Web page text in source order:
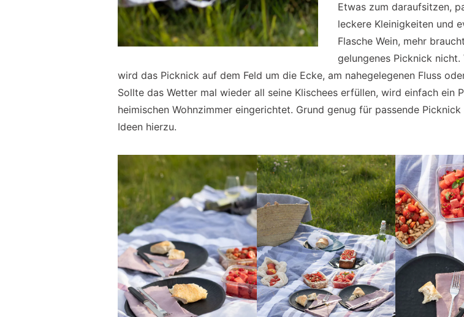
Etwas zum daraufsitzen,
leckere Kleinigkeiten und
Flasche Wein, mehr
gelungenes Picknick nicht.
wird das Picknick auf dem Feld um die Ecke, am nahegelegenen Fluss
Sollte das Wetter mal wieder all seine Klischees erfüllen, wird einfach ein
heimischen Wohnzimmer eingerichtet. Grund genug für passende
Ideen hierzu.